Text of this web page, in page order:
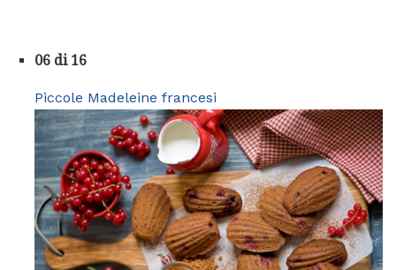
06 di 16
Piccole Madeleine francesi